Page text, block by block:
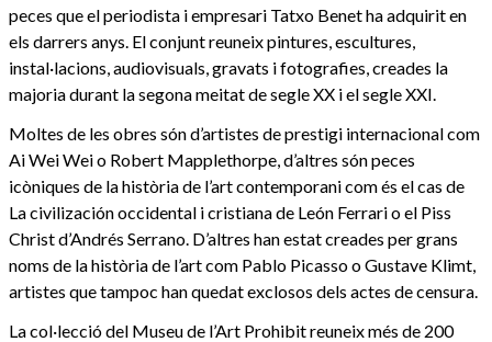
peces que el periodista i empresari Tatxo Benet ha adquirit en
els darrers anys. El conjunt reuneix pintures, escultures,
instal·lacions, audiovisuals, gravats i fotografies, creades la
majoria durant la segona meitat de segle XX i el segle XXI.
Moltes de les obres són d’artistes de prestigi internacional com
Ai Wei Wei o Robert Mapplethorpe, d’altres són peces
icòniques de la història de l’art contemporani com és el cas de
La civilización occidental i cristiana de León Ferrari o el Piss
Christ d’Andrés Serrano. D’altres han estat creades per grans
noms de la història de l’art com Pablo Picasso o Gustave Klimt,
artistes que tampoc han quedat exclosos dels actes de censura.
La col·lecció del Museu de l’Art Prohibit reuneix més de 200